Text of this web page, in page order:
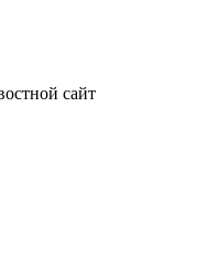
сайт